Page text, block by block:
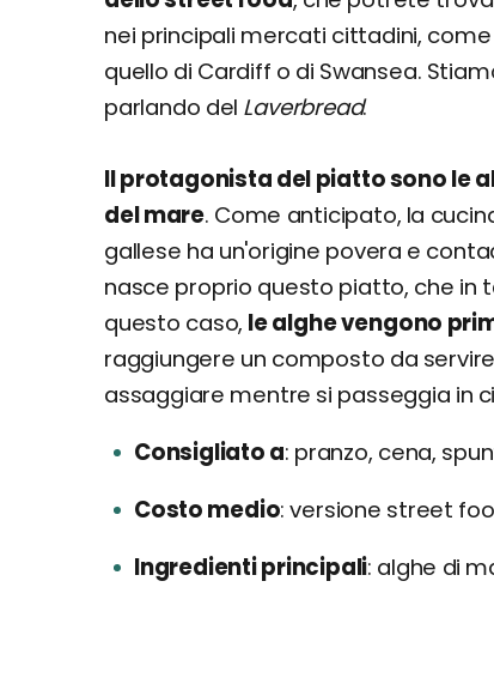
nei principali mercati cittadini, come
quello di Cardiff o di Swansea.
parlando del Laverbread.
Il protagonista del piatto sono le
del mare. Come anticipato, la
gallese ha un'origine povera e
nasce proprio questo piatto, che in
questo caso, le alghe vengono
raggiungere un composto da
assaggiare mentre si passeggia in
Consigliato a pranzo, cena,
Costo medio versione street
Ingredienti principali alghe di